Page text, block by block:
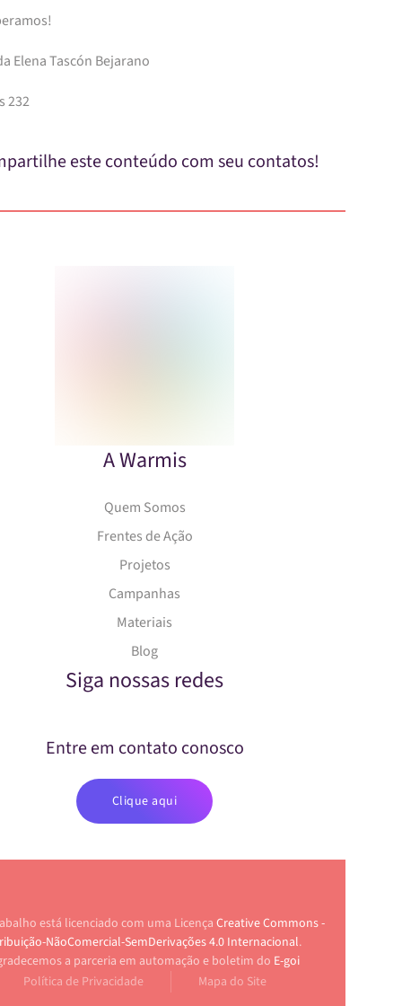
Elena Tascón Bejarano
232
este conteúdo com seu contatos!
A Warmis
Quem Somos
Frentes de Ação
Projetos
Campanhas
Materiais
Blog
Siga nossas redes
Entre em contato conosco
Clique aqui
está licenciado com uma Licença Creative Commons -
NãoComercial-SemDerivações 4.0 Internacional.
a parceria em automação e boletim do E-goi
Política de Privacidade
Mapa do Site